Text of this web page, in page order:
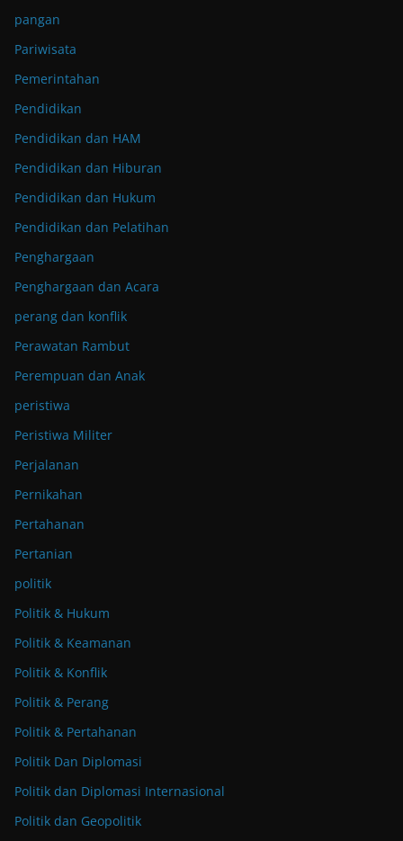
pangan
Pariwisata
Pemerintahan
Pendidikan
Pendidikan dan HAM
Pendidikan dan Hiburan
Pendidikan dan Hukum
Pendidikan dan Pelatihan
Penghargaan
Penghargaan dan Acara
perang dan konflik
Perawatan Rambut
Perempuan dan Anak
peristiwa
Peristiwa Militer
Perjalanan
Pernikahan
Pertahanan
Pertanian
politik
Politik & Hukum
Politik & Keamanan
Politik & Konflik
Politik & Perang
Politik & Pertahanan
Politik Dan Diplomasi
Politik dan Diplomasi Internasional
Politik dan Geopolitik